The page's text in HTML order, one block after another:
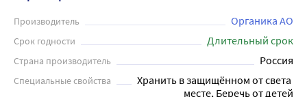
Производитель Органика АО
Срок годности Длительный срок
Страна производитель Россия
Специальные свойства
Хранить в защищённом от света
месте, Беречь от детей